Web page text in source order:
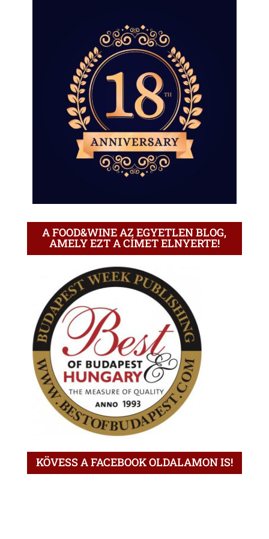
A FOOD&WINE AZ EGYETLEN BLOG,
AMELY EZT A CÍMET ELNYERTE!
KÖVESS A FACEBOOK OLDALAMON IS!